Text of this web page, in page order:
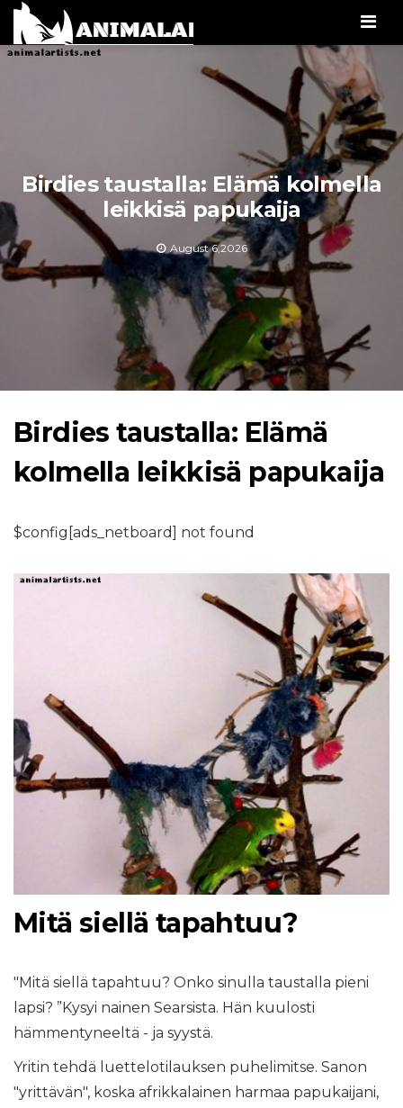
Birdies taustalla: Elämä kolmella
leikkisä papukaija
August 6,2026
Birdies taustalla: Elämä
kolmella leikkisä papukaija
$config[ads_netboard] not found
Mitä siellä tapahtuu?
"Mitä siellä tapahtuu? Onko sinulla taustalla pieni
lapsi? ”Kysyi nainen Searsista. Hän kuulosti
hämmentyneeltä - ja syystä.
Yritin tehdä luettelotilauksen puhelimitse. Sanon
"yrittävän", koska afrikkalainen harmaa papukaijani,